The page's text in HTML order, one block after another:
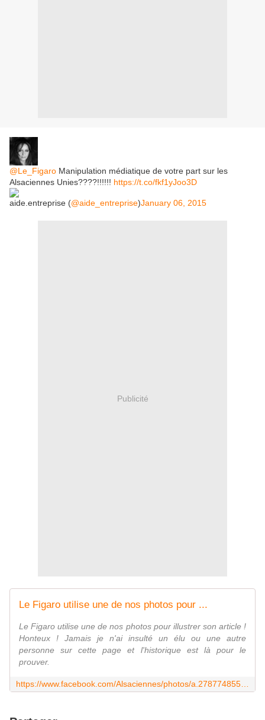
@Le_Figaro Manipulation médiatique de votre part sur les
Alsaciennes Unies????!!!!!! https://t.co/fkf1yJoo3D
aide.entreprise (@aide_entreprise)January 06, 2015
Publicité
Le Figaro utilise une de nos photos pour ...
Le Figaro utilise une de nos photos pour illustrer son article !
Honteux ! Jamais je n'ai insulté un élu ou une autre
personne sur cette page et l'historique est là pour le
prouver.